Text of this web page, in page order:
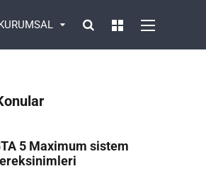
5 Maximum sistem